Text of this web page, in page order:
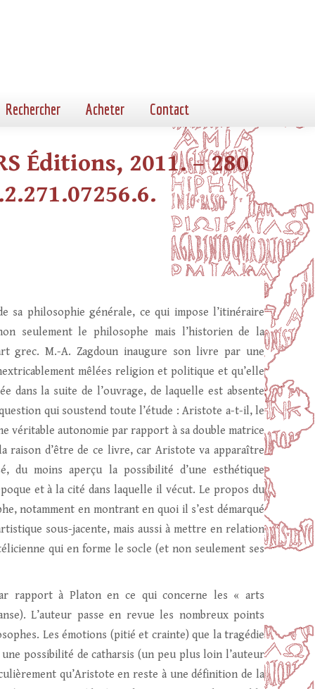
Rechercher Acheter Contact
Éditions, 2011. – 280
sa philosophie générale, ce qui impose l’itinéraire
seulement le philosophe mais l’historien de la
grec. M.-A. Zagdoun inaugure son livre par une
mêlées religion et politique et qu’elle
dans la suite de l’ouvrage, de laquelle est absente
qui soustend toute l’étude : Aristote a-t-il, le
véritable autonomie par rapport à sa double matrice
d’être de ce livre, car Aristote va apparaître
du moins aperçu la possibilité d’une esthétique
et à la cité dans laquelle il vécut. Le propos du
notamment en montrant en quoi il s’est démarqué
sous-jacente, mais aussi à mettre en relation
qui en forme le socle (et non seulement ses
rapport à Platon en ce qui concerne les « arts
L’auteur passe en revue les nombreux points
Les émotions (pitié et crainte) que la tragédie
possibilité de catharsis (un peu plus loin l’auteur
qu’Aristote en reste à une définition de la